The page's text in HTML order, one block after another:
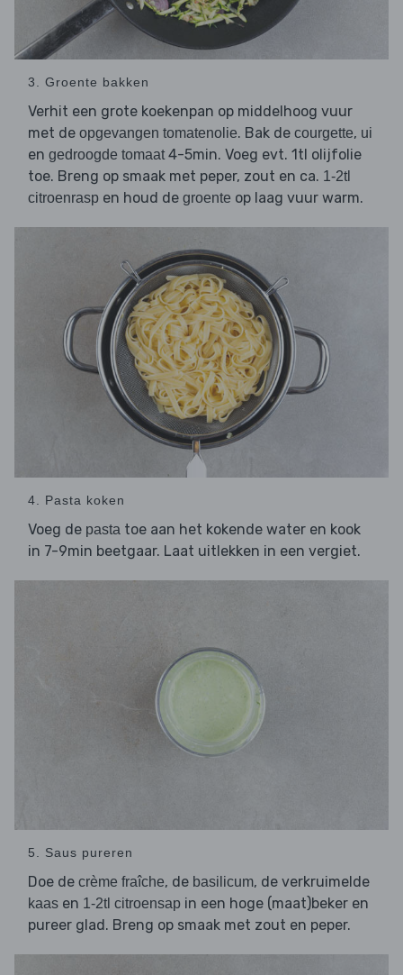
3. Groente bakken
Verhit een grote koekenpan op middelhoog vuur
met de opgevangen tomatenolie. Bak de courgette, ui
en gedroogde tomaat4-5min. Voeg evt. 1tl olijfolie
toe. Breng op smaak met peper, zout en ca. 1-2tl
citroenrasp en houd de groente op laag vuur warm.
4. Pasta koken
Voeg de pasta toe aan het kokende water en kook
in 7-9min beetgaar. Laat uitlekken in een vergiet.
5. Saus pureren
Doe de crème fraîche, de basilicum, de verkruimelde
kaas en 1-2tl citroensap in een hoge (maat)beker en
pureer glad. Breng op smaak met zout en peper.